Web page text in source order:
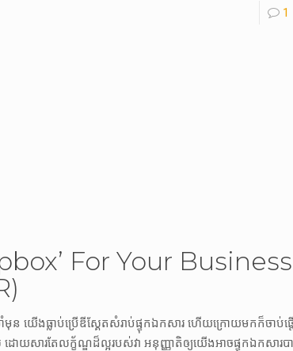
1
For Your Business
ាំមុន យើងធ្លាប់ប្រើឌីស្គែតសំរាប់ផ្ទុកឯកសារ ហើយក្រោយមកក៏ចាប់
រតែលក្ខ័ណ្ឌដ៏ល្អរបស់វា អនុញ្ញាតិឲ្យយើងអាចផ្ទុកឯកសារបាន